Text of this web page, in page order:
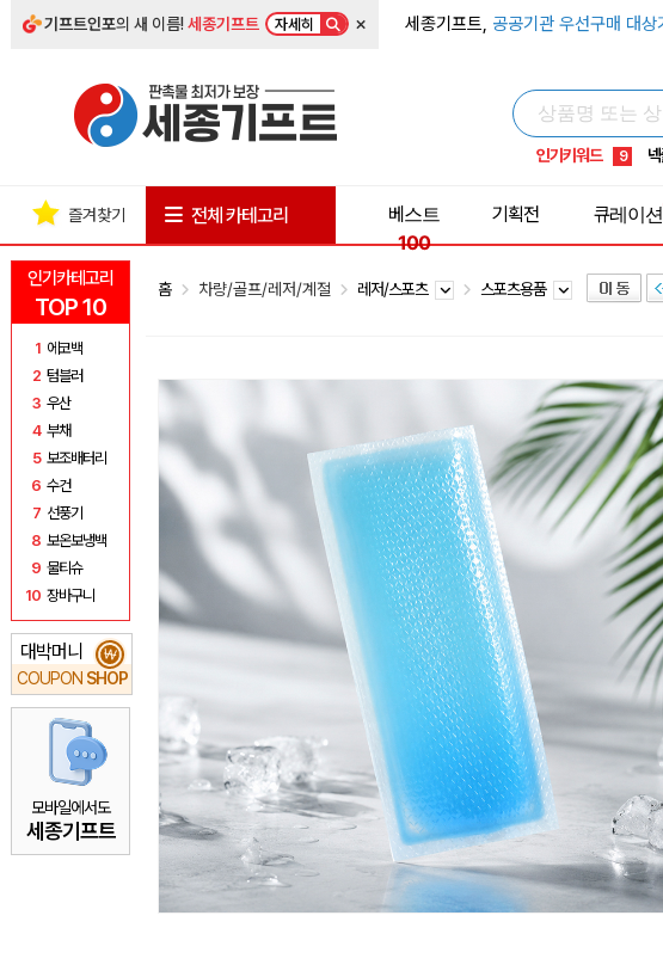
기프트인포의 새 이름!세종기프트 자세히 × 세종기프트, 공공기관 우선구매 대상
인기키워드
5
8
9
1 선
인기카테고리
TOP 10
1 에코백
2 텀블러
3 우산
4 부채
5 보조배터리
6 수건
7 선풍기
8 보온보냉백
9 물티슈
10 장바구니
대박머니
COUPON SHOP
₩
모바일에서도
세종기프트
즐겨찾기 전체 카테고리
베스트
100
기획전 큐레이션
홈 차량/골프/레저/계절 레저/스포츠 스포츠용품